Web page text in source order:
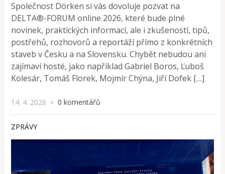
Společnost Dörken si vás dovoluje pozvat na
DELTA®-FORUM online 2026, které bude plné
novinek, praktických informací, ale i zkušeností, tipů,
postřehů, rozhovorů a reportáží přímo z konkrétních
staveb v Česku a na Slovensku. Chybět nebudou ani
zajímaví hosté, jako například Gabriel Boros, Ľuboš
Kolesár, Tomáš Florek, Mojmír Chýna, Jiří Dofek […]
14. 4. 2026 × 0 komentářů
ZPRÁVY